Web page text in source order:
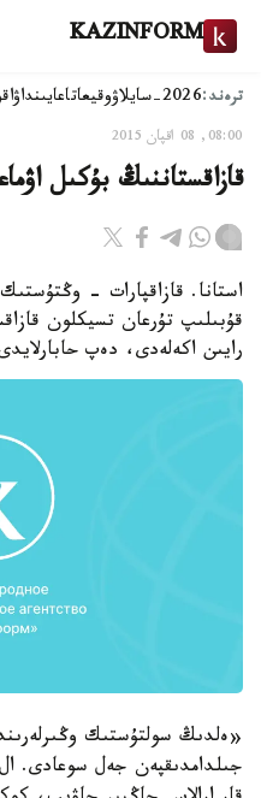
KAZINFORM
ترەند:2026-سايلاۋ وقيعاتاعايىنداۋ
08:00, 08 اقپان 2015
قازاقستاننىڭ بۇكىل
استانا. قازاقپارات -
قۇبىلىپ تۇرعان تسيكلون
رايىن اكەلەدى، دەپ
جىلدامدىقپەن جەل سوعادى.